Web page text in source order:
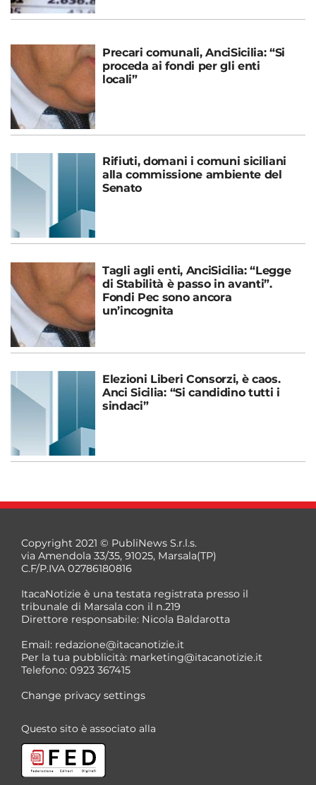
Precari comunali, AnciSicilia: “Si
proceda ai fondi per gli enti
locali”
Rifiuti, domani i comuni siciliani
alla commissione ambiente del
Senato
Tagli agli enti, AnciSicilia: “Legge
di Stabilità è passo in avanti”.
Fondi Pec sono ancora
un’incognita
Elezioni Liberi Consorzi, è caos.
Anci Sicilia: “Si candidino tutti i
sindaci”
Copyright 2021 © PubliNews S.r.l.s.
via Amendola 33/35, 91025, Marsala(TP)
C.F/P.IVA 02786180816
ItacaNotizie è una testata registrata presso il
tribunale di Marsala con il n.219
Direttore responsabile: Nicola Baldarotta
Email: redazione@itacanotizie.it
Per la tua pubblicità: marketing@itacanotizie.it
Telefono: 0923 367415
Change privacy settings
Questo sito è associato alla